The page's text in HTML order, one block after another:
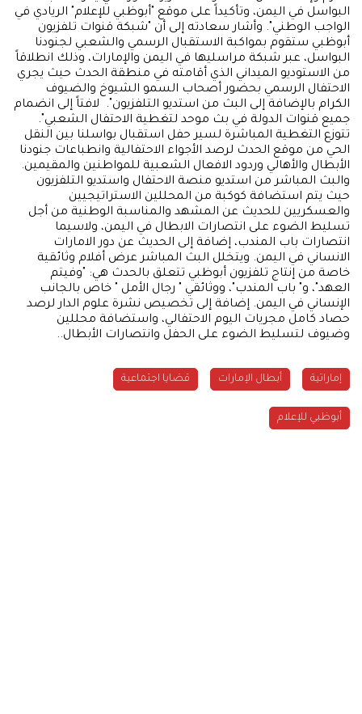
البواسل في اليمن، وتأكيداً على موقع "أبوظبي للإعلام" الريادي في
الواجب الوطني". وأشار سعادته إلى أن "شبكة قنوات تلفزيون
أبوظبي ستقوم بمواكبة الاستقبال الرسمي والشعبي لجنودنا
البواسل، عبر شبكة مراسليها في اليمن والإمارات، وذلك انطلاقاً
من الاستوديو الميداني الذي أقامته في منطقة الحدث حيث يجري
الاحتفال الرسمي بحضور أصحاب السمو الشيوخ والضيوف
الكرام بالإضافة إلى البث من استديو التلفزيون". لافتاً إلى انضمام
جميع قنوات الدولة في بث موحد لتغطية الاحتفال الشعبي".
تتوزع التغطية المباشرة لسير حفل استقبال بواسلنا بين النقل
الحي من موقع الحدث لرصد الأجواء الاحتفالية وانطباعات جنودنا
الأبطال والأهالي وردود الافعال الشعبية للمواطنين والمقيمين.
والبث المباشر من استديو منصة الاحتفال واستديو التلفزيون
حيث يتم استضافة كوكبة من المحللين الاستراتيجيين
والعسكريين للحديث عن المشهد والمناسبة الوطنية من أجل
تسليط الضوء على انتصارات الابطال في اليمن، ولاسيما
انتصارات باب المندب، إضافة إلى الحديث عن دور الامارات
الانساني في اليمن. ويتخلل البث المباشر عرض أفلام وثائقية
خاصة من إنتاج تلفزيون أبوظبي تتعلق بالحدث هي: "وفيتم
العهد"، و" باب المندب"، ووثائقي " رجال الأمل " خاص بالجانب
الإنساني في اليمن. إضافة إلى تخصيص نشرة علوم الدار لرصد
حصاد كامل مجريات اليوم الاحتفالي، واستضافة محللين
وضيوف لتسليط الضوء على الحفل وانتصارات الأبطال..
إماراتية أبطال الإمارات قضايا اجتماعية
أبوظبي للإعلام